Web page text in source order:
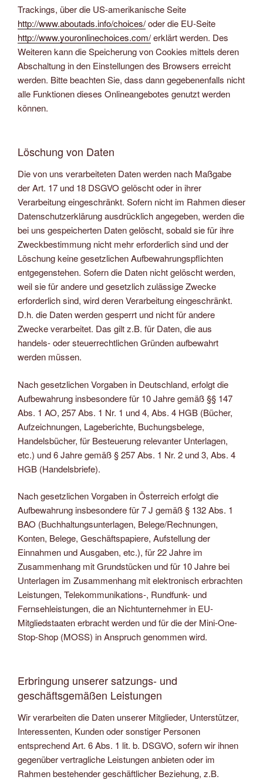
Trackings, über die US-amerikanische Seite
http://www.aboutads.info/choices/oder die EU-Seite
http://www.youronlinechoices.com/erklärt werden. Des
Weiteren kann die Speicherung von Cookies mittels deren
Abschaltung in den Einstellungen des Browsers erreicht
werden. Bitte beachten Sie, dass dann gegebenenfalls nicht
alle Funktionen dieses Onlineangebotes genutzt werden
können.
Löschung von Daten
Die von uns verarbeiteten Daten werden nach Maßgabe
der Art. 17 und 18 DSGVO gelöscht oder in ihrer
Verarbeitung eingeschränkt. Sofern nicht im Rahmen dieser
Datenschutzerklärung ausdrücklich angegeben, werden die
bei uns gespeicherten Daten gelöscht, sobald sie für ihre
Zweckbestimmung nicht mehr erforderlich sind und der
Löschung keine gesetzlichen Aufbewahrungspflichten
entgegenstehen. Sofern die Daten nicht gelöscht werden,
weil sie für andere und gesetzlich zulässige Zwecke
erforderlich sind, wird deren Verarbeitung eingeschränkt.
D.h. die Daten werden gesperrt und nicht für andere
Zwecke verarbeitet. Das gilt z.B. für Daten, die aus
handels- oder steuerrechtlichen Gründen aufbewahrt
werden müssen.
Nach gesetzlichen Vorgaben in Deutschland, erfolgt die
Aufbewahrung insbesondere für 10 Jahre gemäß §§ 147
Abs. 1 AO, 257 Abs. 1 Nr. 1 und 4, Abs. 4 HGB (Bücher,
Aufzeichnungen, Lageberichte, Buchungsbelege,
Handelsbücher, für Besteuerung relevanter Unterlagen,
etc.) und 6 Jahre gemäß § 257 Abs. 1 Nr. 2 und 3, Abs. 4
HGB (Handelsbriefe).
Nach gesetzlichen Vorgaben in Österreich erfolgt die
Aufbewahrung insbesondere für 7 J gemäß § 132 Abs. 1
BAO (Buchhaltungsunterlagen, Belege/Rechnungen,
Konten, Belege, Geschäftspapiere, Aufstellung der
Einnahmen und Ausgaben, etc.), für 22 Jahre im
Zusammenhang mit Grundstücken und für 10 Jahre bei
Unterlagen im Zusammenhang mit elektronisch erbrachten
Leistungen, Telekommunikations-, Rundfunk- und
Fernsehleistungen, die an Nichtunternehmer in EU-
Mitgliedstaaten erbracht werden und für die der Mini-One-
Stop-Shop (MOSS) in Anspruch genommen wird.
Erbringung unserer satzungs- und
geschäftsgemäßen Leistungen
Wir verarbeiten die Daten unserer Mitglieder, Unterstützer,
Interessenten, Kunden oder sonstiger Personen
entsprechend Art. 6 Abs. 1 lit. b. DSGVO, sofern wir ihnen
gegenüber vertragliche Leistungen anbieten oder im
Rahmen bestehender geschäftlicher Beziehung, z.B.